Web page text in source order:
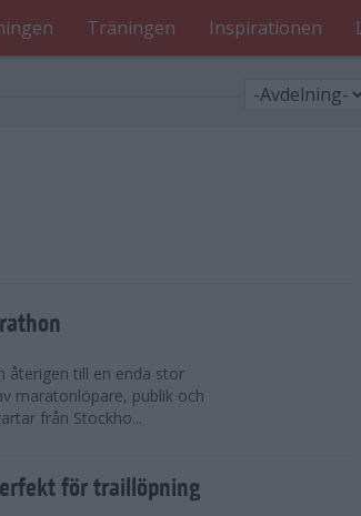
Träningen Inspirationen
återigen till en enda stor
maratonlöpare, publik och
från Stockho...
för traillöpning